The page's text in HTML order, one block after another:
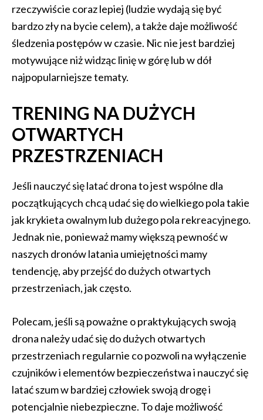
rzeczywiście coraz lepiej (ludzie wydają się być
bardzo zły na bycie celem), a także daje możliwość
śledzenia postępów w czasie. Nic nie jest bardziej
motywujące niż widząc linię w górę lub w dół
najpopularniejsze tematy.
TRENING NA DUŻYCH
OTWARTYCH
PRZESTRZENIACH
Jeśli nauczyć się latać drona to jest wspólne dla
początkujących chcą udać się do wielkiego pola takie
jak krykieta owalnym lub dużego pola rekreacyjnego.
Jednak nie, ponieważ mamy większą pewność w
naszych dronów latania umiejętności mamy
tendencję, aby przejść do dużych otwartych
przestrzeniach, jak często.
Polecam, jeśli są poważne o praktykujących swoją
drona należy udać się do dużych otwartych
przestrzeniach regularnie co pozwoli na wyłączenie
czujników i elementów bezpieczeństwa i nauczyć się
latać szum w bardziej człowiek swoją drogę i
potencjalnie niebezpieczne. To daje możliwość